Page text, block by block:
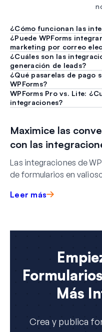
¿Cómo funcionan las
¿Puede WPForms
marketing por correo
¿Cuáles son las
generación de leads?
¿Qué pasarelas de pago
WPForms?
WPForms Pro vs. Lite:
integraciones?
Maximice las
con las
Las integraciones de
de formularios en
Leer más
Más
Crea y publica